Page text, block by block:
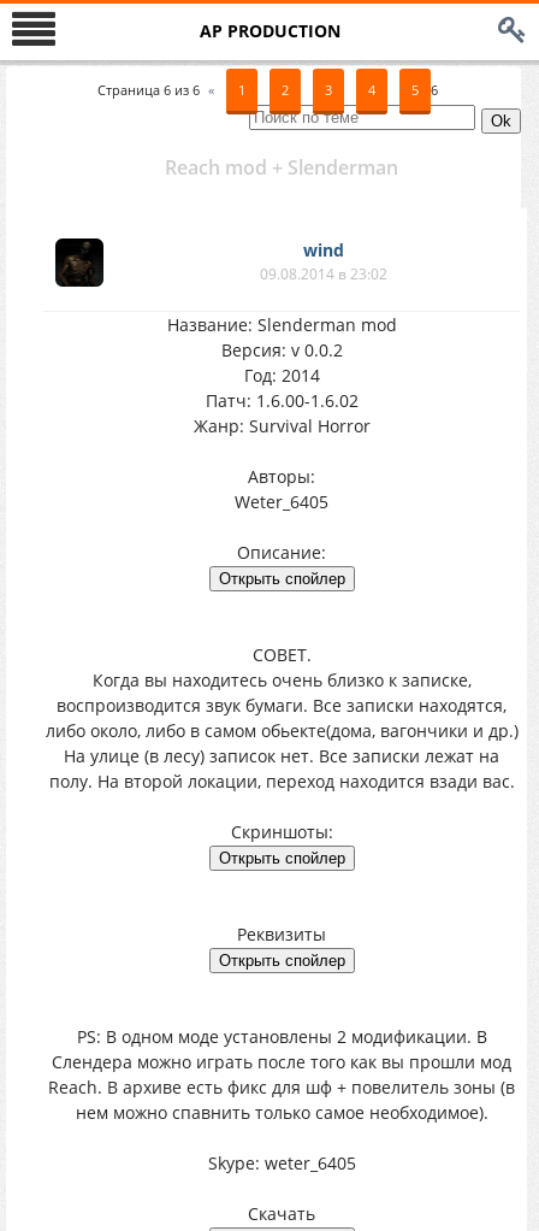
AP PRODUCTION
Страница 6 из 6 « 1 2 3 4 5 6
Reach mod + Slenderman
wind
09.08.2014 в 23:02
Название: Slenderman mod
Версия: v 0.0.2
Год: 2014
Патч: 1.6.00-1.6.02
Жанр: Survival Horror
Авторы:
Weter_6405
Описание:
СОВЕТ.
Когда вы находитесь очень близко к записке,
воспроизводится звук бумаги. Все записки находятся,
либо около, либо в самом обьекте(дома, вагончики и др.)
На улице (в лесу) записок нет. Все записки лежат на
полу. На второй локации, переход находится взади вас.
Скриншоты:
Реквизиты
PS: В одном моде установлены 2 модификации. В
Слендера можно играть после того как вы прошли мод
Reach. В архиве есть фикс для шф + повелитель зоны (в
нем можно спавнить только самое необходимое).
Skype: weter_6405
Скачать